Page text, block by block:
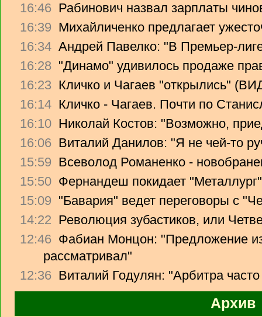
16:46 Рабинович назвал зарплаты
16:39 Михайличенко предлагает
16:34 Андрей Павелко: "В Премьер-
16:28 "Динамо" удивилось продаже
16:23 Кличко и Чагаев "открылись"
16:14 Кличко - Чагаев. Почти по
16:10 Николай Костов: "Возможно,
16:06 Виталий Данилов: "Я не чей-то
15:59 Всеволод Романенко -
15:50 Фернандеш покидает "Металлург"
15:09 "Бавария" ведет переговоры с
14:22 Революция зубастиков, или
12:46 Фабиан Монцон: "Предложение
рассматривал"
12:36 Виталий Годулян: "Арбитра
Архив